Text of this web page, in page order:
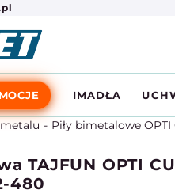
IMADŁA
Piły bimetalowe OPTI
TAJFUN OPTI
480